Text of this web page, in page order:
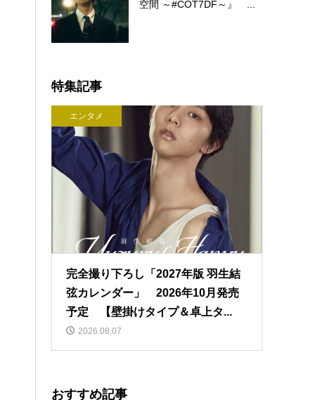
空間 ～#COT7DF～』 ...
特集記事
エンタメ
完全撮り下ろし「2027年版 羽生結
弦カレンダー」 2026年10月発売
予定 【壁掛けタイプ＆卓上タ...
2026.08.07
おすすめ記事